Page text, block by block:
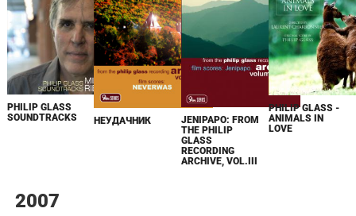
PHILIP GLASS
SOUNDTRACKS
НЕУДАЧНИК
JENIPAPO: FROM
THE PHILIP
GLASS
RECORDING
ARCHIVE, VOL.III
PHILIP GLASS -
ANIMALS IN
LOVE
2007